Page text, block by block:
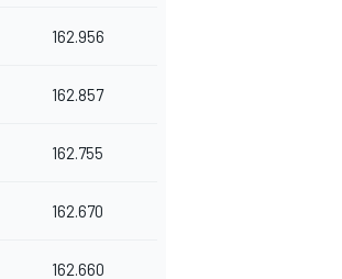
162.956
162.857
162.755
162.670
162.660